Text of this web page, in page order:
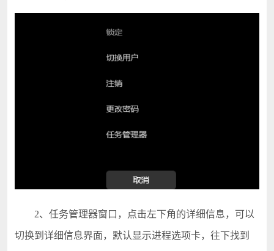
2、任务管理器窗口，点击左下角的详细信息，可以
切换到详细信息界面，默认显示进程选项卡，往下找到